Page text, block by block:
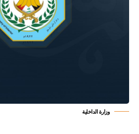
وزارة الداخلية